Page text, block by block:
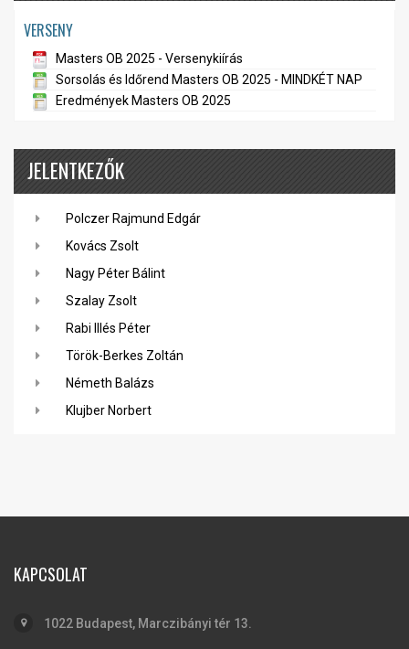
VERSENY
Masters OB 2025 - Versenykiírás
Sorsolás és Időrend Masters OB 2025 - MINDKÉT NAP
Eredmények Masters OB 2025
JELENTKEZŐK
Polczer Rajmund Edgár
Kovács Zsolt
Nagy Péter Bálint
Szalay Zsolt
Rabi Illés Péter
Török-Berkes Zoltán
Németh Balázs
Klujber Norbert
KAPCSOLAT
1022 Budapest, Marczibányi tér 13.